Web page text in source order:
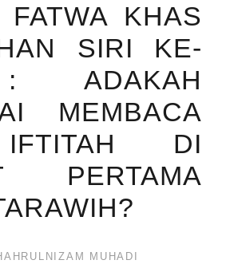
FATWA KHAS
SIRI KE-
ADAKAH
MEMBACA
DI
PERTAMA
MUHADI